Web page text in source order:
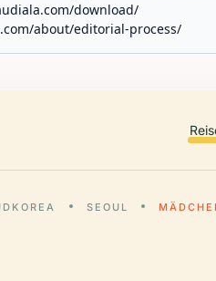
download/
about/editorial-process/
SEOUL